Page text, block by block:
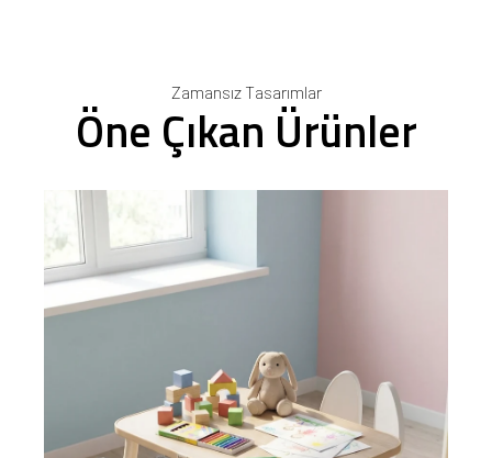
Zamansız Tasarımlar
Öne Çıkan Ürünler